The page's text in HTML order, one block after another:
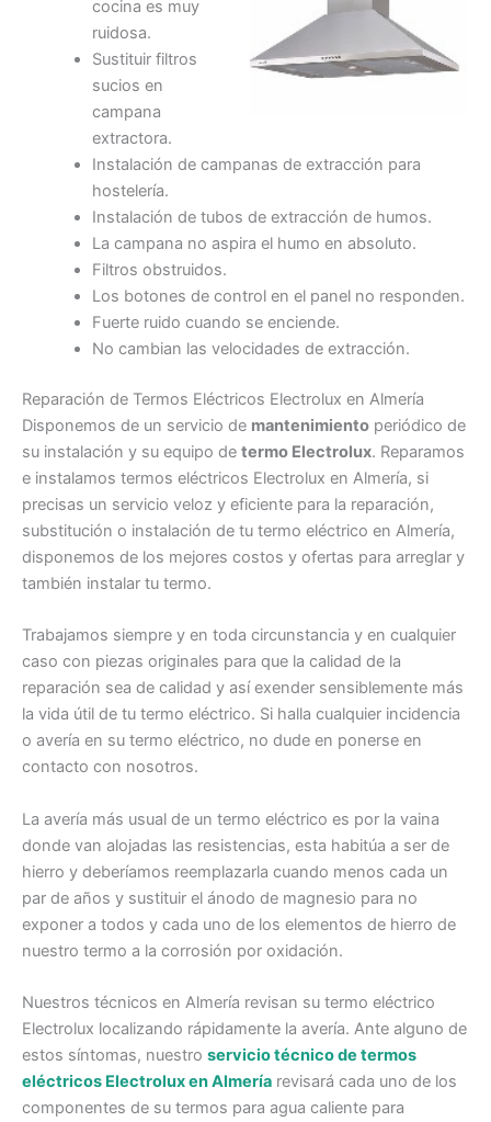
cocina es muy
ruidosa.
Sustituir filtros
sucios en
campana
extractora.
Instalación de campanas de extracción para
hostelería.
Instalación de tubos de extracción de humos.
La campana no aspira el humo en absoluto.
Filtros obstruidos.
Los botones de control en el panel no responden.
Fuerte ruido cuando se enciende.
No cambian las velocidades de extracción.
Reparación de Termos Eléctricos Electrolux en Almería
Disponemos de un servicio de mantenimiento periódico de
su instalación y su equipo de termo Electrolux. Reparamos
e instalamos termos eléctricos Electrolux en Almería, si
precisas un servicio veloz y eficiente para la reparación,
substitución o instalación de tu termo eléctrico en Almería,
disponemos de los mejores costos y ofertas para arreglar y
también instalar tu termo.
Trabajamos siempre y en toda circunstancia y en cualquier
caso con piezas originales para que la calidad de la
reparación sea de calidad y así exender sensiblemente más
la vida útil de tu termo eléctrico. Si halla cualquier incidencia
o avería en su termo eléctrico, no dude en ponerse en
contacto con nosotros.
La avería más usual de un termo eléctrico es por la vaina
donde van alojadas las resistencias, esta habitúa a ser de
hierro y deberíamos reemplazarla cuando menos cada un
par de años y sustituir el ánodo de magnesio para no
exponer a todos y cada uno de los elementos de hierro de
nuestro termo a la corrosión por oxidación.
Nuestros técnicos en Almería revisan su termo eléctrico
Electrolux localizando rápidamente la avería. Ante alguno de
estos síntomas, nuestro servicio técnico de termos
eléctricos Electrolux en Almería revisará cada uno de los
componentes de su termos para agua caliente para